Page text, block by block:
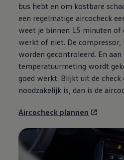
bus hebt en om kostbare
een regelmatige aircocheck
weet je binnen 15 minuten of
werkt of niet. De
worden gecontroleerd. En aan
temperatuurmeting wordt
goed werkt. Blijkt uit de check
noodzakelijk is, dan is de
Aircocheck plannen